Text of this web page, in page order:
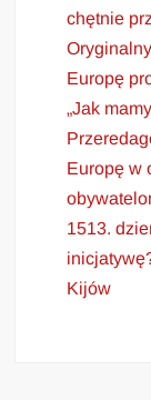
chętnie
Europę
„Jak
Europę w
1513.
Kijów